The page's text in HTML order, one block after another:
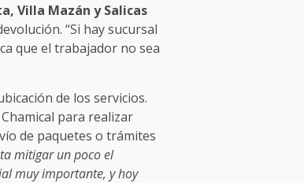
Villa Mazán y Salicas
“Si hay sucursal
que el trabajador no sea
de los servicios.
para realizar
de paquetes o trámites
mitigar un poco el
muy importante, y hoy